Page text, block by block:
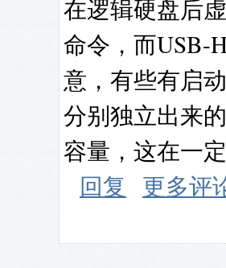
在逻辑硬盘后
命令，而USB-
意，有些有启
分别独立出来
容量，这在一
回复
更多评